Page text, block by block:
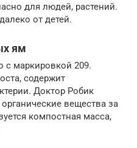
для людей, растений.
от детей.
ям
с маркировкой 209.
содержит
Доктор Робик
вещества за
компостная масса,